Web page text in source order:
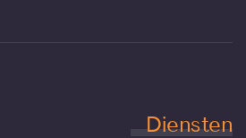
Diensten